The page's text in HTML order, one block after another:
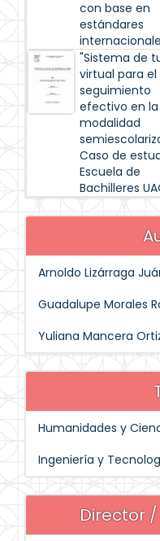
con base en
estándares
"Sistema de
virtual para el
seguimiento
efectivo en la
modalidad
Caso de
Escuela de
Bachilleres
Arnoldo Lizárraga
Guadalupe Morales
Yuliana Mancera
Humanidades y
Ingeniería y
Director